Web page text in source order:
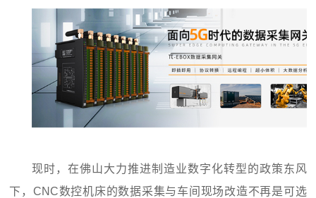
现时，在佛山大力推进制造业数字化转型的政策东风
下，CNC数控机床的数据采集与车间现场改造不再是可选